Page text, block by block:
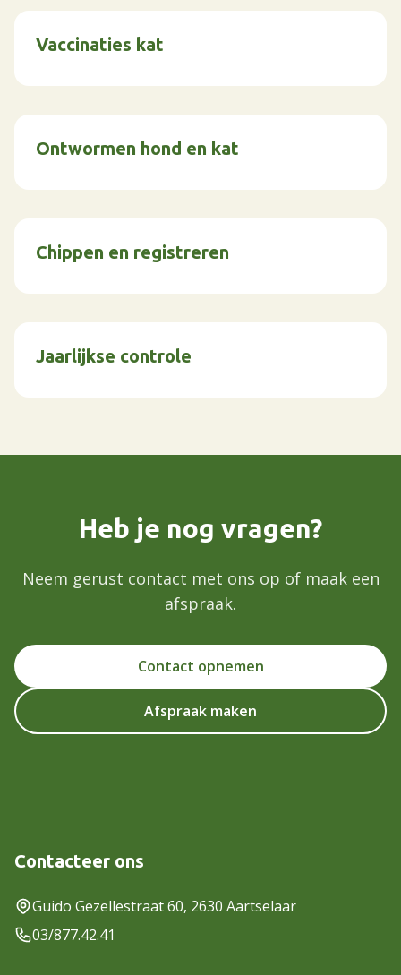
Vaccinaties kat
Ontwormen hond en kat
Chippen en registreren
Jaarlijkse controle
Heb je nog vragen?
Neem gerust contact met ons op of maak een
afspraak.
Contact opnemen
Afspraak maken
Contacteer ons
Guido Gezellestraat 60, 2630 Aartselaar
03/877.42.41